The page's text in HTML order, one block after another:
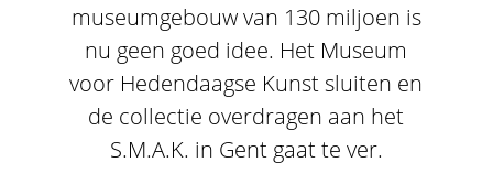
museumgebouw van 130 miljoen is
nu geen goed idee. Het Museum
voor Hedendaagse Kunst sluiten en
de collectie overdragen aan het
S.M.A.K. in Gent gaat te ver.